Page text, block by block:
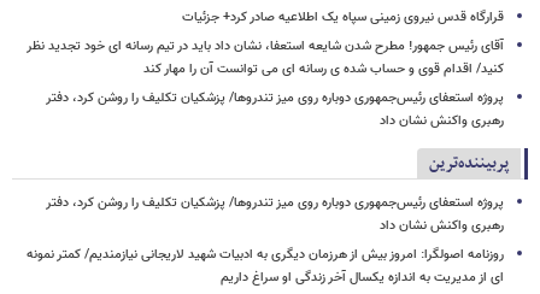
قرارگاه قدس نیروی زمینی سپاه یک اطلاعیه صادر کرد+ جزئیات
آقای رئیس جمهور! مطرح شدن شایعه استعفا، نشان داد باید در تیم رسانه ای خود تجدید نظر
کنید/ اقدام قوی و حساب شده ی رسانه ای می توانست آن را مهار کند
پروژه استعفای رئیس‌جمهوری دوباره روی میز تندروها/ پزشکیان تکلیف را روشن کرد، دفتر
رهبری واکنش نشان داد
پربیننده‌ترین
پروژه استعفای رئیس‌جمهوری دوباره روی میز تندروها/ پزشکیان تکلیف را روشن کرد، دفتر
رهبری واکنش نشان داد
روزنامه اصولگرا: امروز بیش از هرزمان دیگری به ادبیات شهید لاریجانی نیازمندیم/ کمتر نمونه
ای از مدیریت به اندازه یکسال آخر زندگی او سراغ داریم